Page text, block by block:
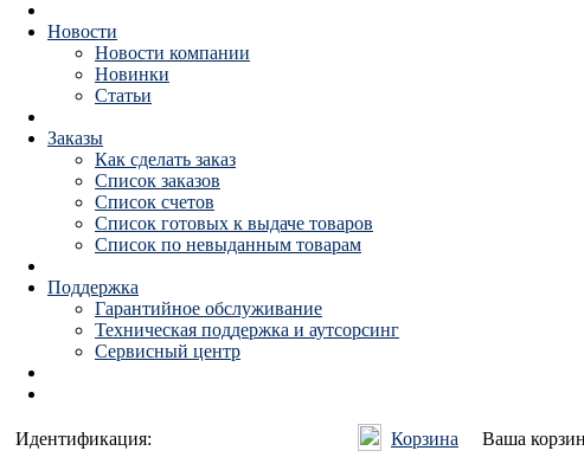
Новости
Новости компании
Новинки
Статьи
Заказы
Как сделать заказ
Список заказов
Список счетов
Список готовых к выдаче товаров
Список по невыданным товарам
Поддержка
Гарантийное обслуживание
Техническая поддержка и аутсорсинг
Сервисный центр
Идентификация: Корзина Ваша